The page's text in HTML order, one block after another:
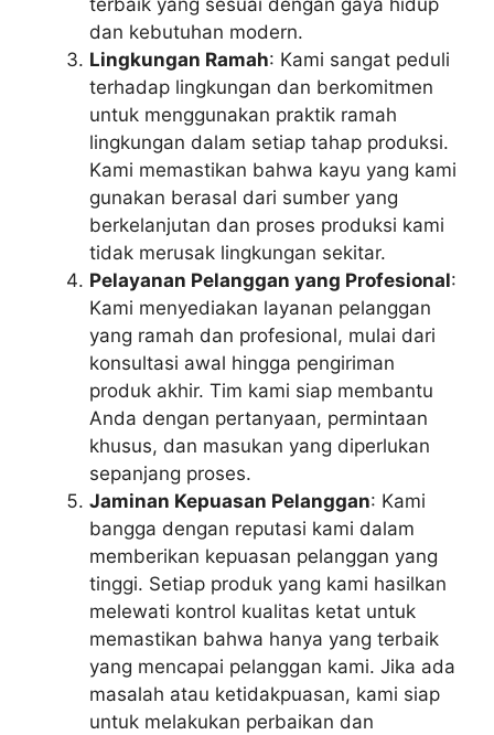
terbaik yang sesuai dengan gaya hidup
dan kebutuhan modern.
Lingkungan Ramah: Kami sangat peduli
terhadap lingkungan dan berkomitmen
untuk menggunakan praktik ramah
lingkungan dalam setiap tahap produksi.
Kami memastikan bahwa kayu yang kami
gunakan berasal dari sumber yang
berkelanjutan dan proses produksi kami
tidak merusak lingkungan sekitar.
Pelayanan Pelanggan yang Profesional:
Kami menyediakan layanan pelanggan
yang ramah dan profesional, mulai dari
konsultasi awal hingga pengiriman
produk akhir. Tim kami siap membantu
Anda dengan pertanyaan, permintaan
khusus, dan masukan yang diperlukan
sepanjang proses.
Jaminan Kepuasan Pelanggan: Kami
bangga dengan reputasi kami dalam
memberikan kepuasan pelanggan yang
tinggi. Setiap produk yang kami hasilkan
melewati kontrol kualitas ketat untuk
memastikan bahwa hanya yang terbaik
yang mencapai pelanggan kami. Jika ada
masalah atau ketidakpuasan, kami siap
untuk melakukan perbaikan dan